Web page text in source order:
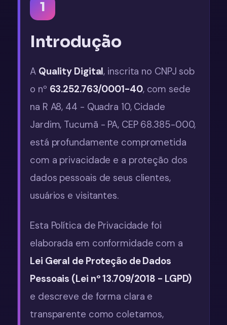
1
Introdução
A Quality Digital, inscrita no CNPJ sob
o nº 63.252.763/0001-40, com sede
na R A8, 44 - Quadra 10, Cidade
Jardim, Tucumã - PA, CEP 68.385-000,
está profundamente comprometida
com a privacidade e a proteção dos
dados pessoais de seus clientes,
usuários e visitantes.
Esta Política de Privacidade foi
elaborada em conformidade com a
Lei Geral de Proteção de Dados
Pessoais (Lei nº 13.709/2018 - LGPD)
e descreve de forma clara e
transparente como coletamos,